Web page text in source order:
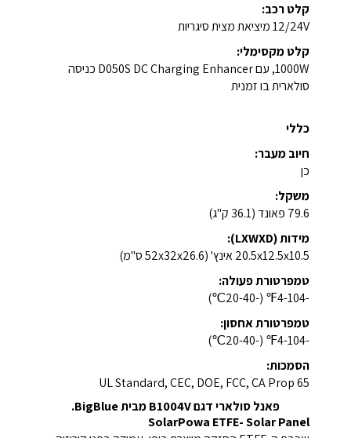
קלט רכב:
12/24V מיציאת מצית סיגריות
קלט מקסימלי:
1000W, עם
D050S DC Charging Enhancer כניסה
סולארית בו זמנית
כללי
חיוב מעבר:
כן
משקל:
79.6 פאונד (36.1 ק"ג)
מידות (LXWXD):
20.5x12.5x10.5 אינץ' (52x32x26.6 ס"מ)
טמפרטורת פעולה:
-4-104℉ (-20-40℃)
טמפרטורת אחסון:
-4-104℉ (-20-40℃)
הסמכות:
UL Standard, CEC, DOE, FCC, CA Prop 65
פאנל סולארי דגם B1004V מבית BigBlue.
SolarPowa ETFE- Solar Panel